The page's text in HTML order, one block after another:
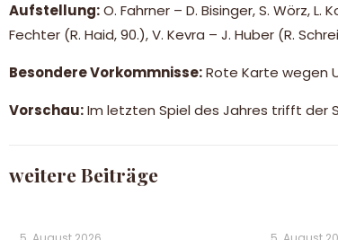
Aufstellung:O. Fahrner – D. Bisinger, S. Wörz, L.
Fechter (R. Haid, 90.), V. Kevra – J. Huber (R.
Besondere Vorkommnisse:Rote Karte wegen
Vorschau:Im letzten Spiel des Jahres trifft der
weitere Beiträge